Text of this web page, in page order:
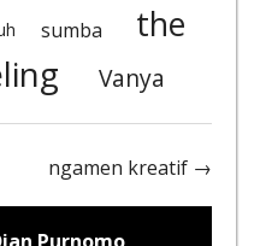
sumba
the
Vanya
ngamen kreatif →
Purnomo